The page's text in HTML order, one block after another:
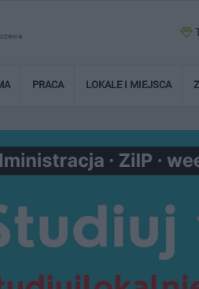
PRACA LOKALE I MIEJSCA